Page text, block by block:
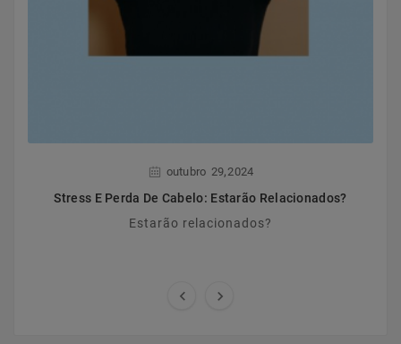
outubro 29, 2024
Stress E Perda De Cabelo: Estarão Relacionados?
Estarão relacionados?
 